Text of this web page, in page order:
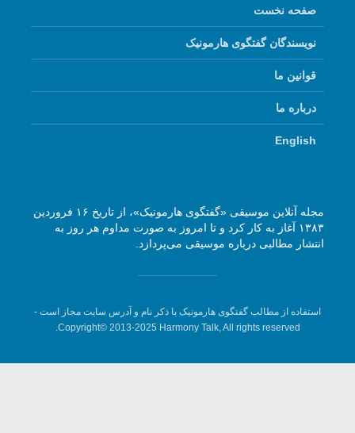
صفحه نخست
نویسندگان گفتگوی هارمونیک
قوانین ما
درباره ما
English
مجله آنلاین موسیقی «گفتگوی هارمونیک»، از تاریخ ۱۶ فروردین
۱۳۸۳ آغاز به کار کرد و تا امروز به صورت مداوم هر روز به
انتشار مطالبی درباره موسیقی می‌پردازد.
استفاده از مطالب گفتگوی هارمونیک با ذکر نام و آدرس سایت مجاز است -
Copyright© 2013-2025 Harmony Talk, All rights reserved.